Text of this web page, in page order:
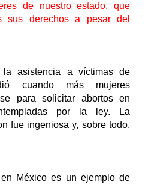
de nuestro estado, que
sus derechos a pesar del
asistencia a víctimas de
cuando más mujeres
para solicitar abortos en
por la ley. La
fue ingeniosa y, sobre todo,
México es un ejemplo de